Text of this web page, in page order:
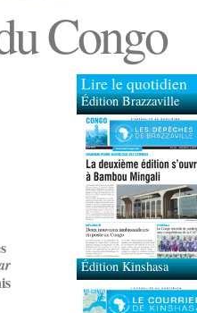
Congo
Lire le quotidien
Édition Brazzaville
Édition Kinshasa